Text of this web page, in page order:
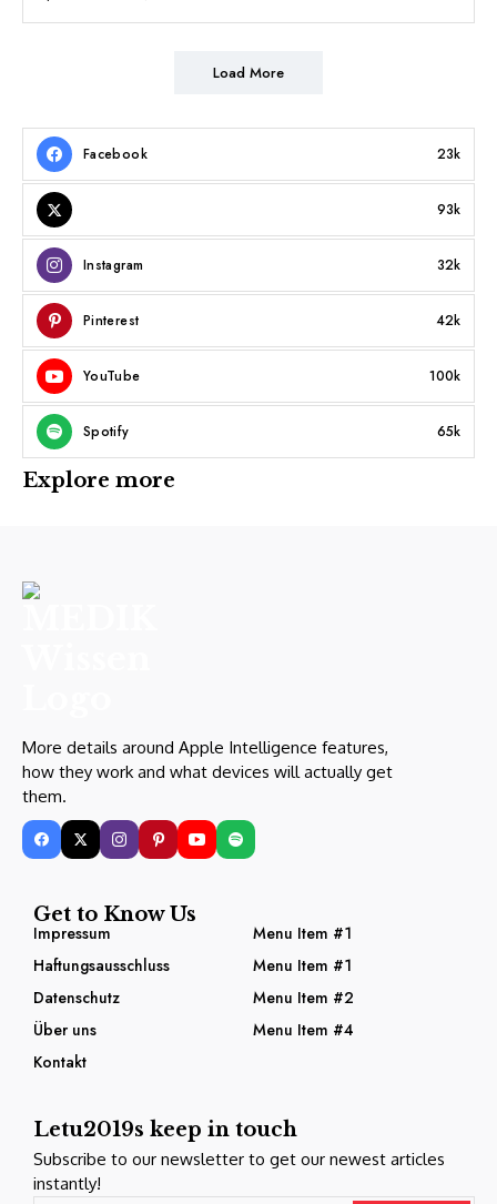
Load More
Facebook 23k
93k
Instagram 32k
Pinterest 42k
YouTube 100k
Spotify 65k
Explore more
More details around Apple Intelligence features,
how they work and what devices will actually get
them.
Get to Know Us
Impressum
Menu Item #1
Haftungsausschluss
Menu Item #1
Datenschutz
Menu Item #2
Über uns
Menu Item #4
Kontakt
Letu2019s keep in touch
Subscribe to our newsletter to get our newest articles
instantly!